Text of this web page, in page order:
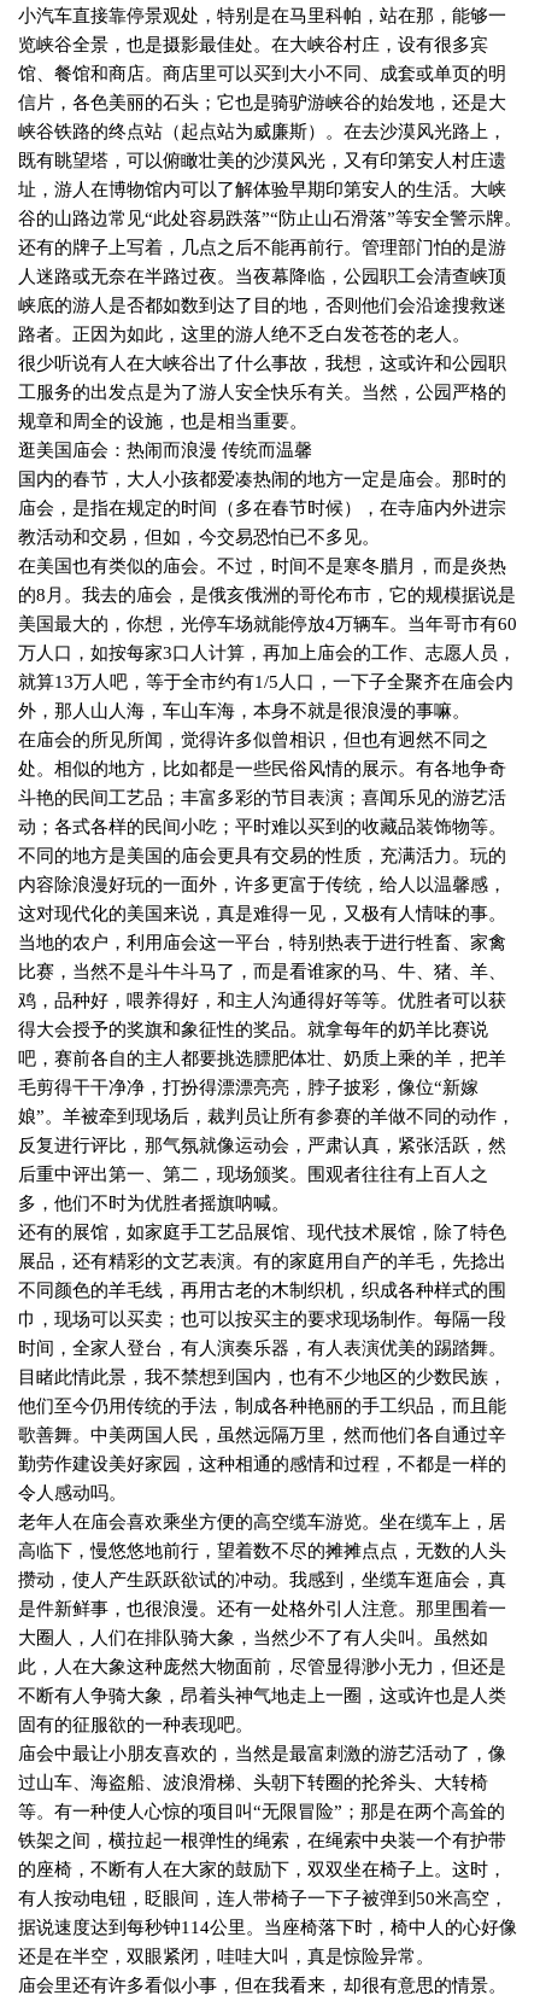
小汽车直接靠停景观处，特别是在马里科帕，站在那，能够一
览峡谷全景，也是摄影最佳处。在大峡谷村庄，设有很多宾
馆、餐馆和商店。商店里可以买到大小不同、成套或单页的明
信片，各色美丽的石头；它也是骑驴游峡谷的始发地，还是大
峡谷铁路的终点站（起点站为威廉斯）。在去沙漠风光路上，
既有眺望塔，可以俯瞰壮美的沙漠风光，又有印第安人村庄遗
址，游人在博物馆内可以了解体验早期印第安人的生活。大峡
谷的山路边常见“此处容易跌落”“防止山石滑落”等安全警示牌。
还有的牌子上写着，几点之后不能再前行。管理部门怕的是游
人迷路或无奈在半路过夜。当夜幕降临，公园职工会清查峡顶
峡底的游人是否都如数到达了目的地，否则他们会沿途搜救迷
路者。正因为如此，这里的游人绝不乏白发苍苍的老人。
很少听说有人在大峡谷出了什么事故，我想，这或许和公园职
工服务的出发点是为了游人安全快乐有关。当然，公园严格的
规章和周全的设施，也是相当重要。
逛美国庙会：热闹而浪漫 传统而温馨
国内的春节，大人小孩都爱凑热闹的地方一定是庙会。那时的
庙会，是指在规定的时间（多在春节时候），在寺庙内外进宗
教活动和交易，但如，今交易恐怕已不多见。
在美国也有类似的庙会。不过，时间不是寒冬腊月，而是炎热
的8月。我去的庙会，是俄亥俄洲的哥伦布市，它的规模据说是
美国最大的，你想，光停车场就能停放4万辆车。当年哥市有60
万人口，如按每家3口人计算，再加上庙会的工作、志愿人员，
就算13万人吧，等于全市约有1/5人口，一下子全聚齐在庙会内
外，那人山人海，车山车海，本身不就是很浪漫的事嘛。
在庙会的所见所闻，觉得许多似曾相识，但也有迥然不同之
处。相似的地方，比如都是一些民俗风情的展示。有各地争奇
斗艳的民间工艺品；丰富多彩的节目表演；喜闻乐见的游艺活
动；各式各样的民间小吃；平时难以买到的收藏品装饰物等。
不同的地方是美国的庙会更具有交易的性质，充满活力。玩的
内容除浪漫好玩的一面外，许多更富于传统，给人以温馨感，
这对现代化的美国来说，真是难得一见，又极有人情味的事。
当地的农户，利用庙会这一平台，特别热表于进行牲畜、家禽
比赛，当然不是斗牛斗马了，而是看谁家的马、牛、猪、羊、
鸡，品种好，喂养得好，和主人沟通得好等等。优胜者可以获
得大会授予的奖旗和象征性的奖品。就拿每年的奶羊比赛说
吧，赛前各自的主人都要挑选膘肥体壮、奶质上乘的羊，把羊
毛剪得干干净净，打扮得漂漂亮亮，脖子披彩，像位“新嫁
娘”。羊被牵到现场后，裁判员让所有参赛的羊做不同的动作，
反复进行评比，那气氛就像运动会，严肃认真，紧张活跃，然
后重中评出第一、第二，现场颁奖。围观者往往有上百人之
多，他们不时为优胜者摇旗呐喊。
还有的展馆，如家庭手工艺品展馆、现代技术展馆，除了特色
展品，还有精彩的文艺表演。有的家庭用自产的羊毛，先捻出
不同颜色的羊毛线，再用古老的木制织机，织成各种样式的围
巾，现场可以买卖；也可以按买主的要求现场制作。每隔一段
时间，全家人登台，有人演奏乐器，有人表演优美的踢踏舞。
目睹此情此景，我不禁想到国内，也有不少地区的少数民族，
他们至今仍用传统的手法，制成各种艳丽的手工织品，而且能
歌善舞。中美两国人民，虽然远隔万里，然而他们各自通过辛
勤劳作建设美好家园，这种相通的感情和过程，不都是一样的
令人感动吗。
老年人在庙会喜欢乘坐方便的高空缆车游览。坐在缆车上，居
高临下，慢悠悠地前行，望着数不尽的摊摊点点，无数的人头
攒动，使人产生跃跃欲试的冲动。我感到，坐缆车逛庙会，真
是件新鲜事，也很浪漫。还有一处格外引人注意。那里围着一
大圈人，人们在排队骑大象，当然少不了有人尖叫。虽然如
此，人在大象这种庞然大物面前，尽管显得渺小无力，但还是
不断有人争骑大象，昂着头神气地走上一圈，这或许也是人类
固有的征服欲的一种表现吧。
庙会中最让小朋友喜欢的，当然是最富刺激的游艺活动了，像
过山车、海盗船、波浪滑梯、头朝下转圈的抡斧头、大转椅
等。有一种使人心惊的项目叫“无限冒险”；那是在两个高耸的
铁架之间，横拉起一根弹性的绳索，在绳索中央装一个有护带
的座椅，不断有人在大家的鼓励下，双双坐在椅子上。这时，
有人按动电钮，眨眼间，连人带椅子一下子被弹到 50米高空，
据说速度达到每秒钟114公里。当座椅落下时，椅中人的心好像
还是在半空，双眼紧闭，哇哇大叫，真是惊险异常。
庙会里还有许多看似小事，但在我看来，却很有意思的情景。